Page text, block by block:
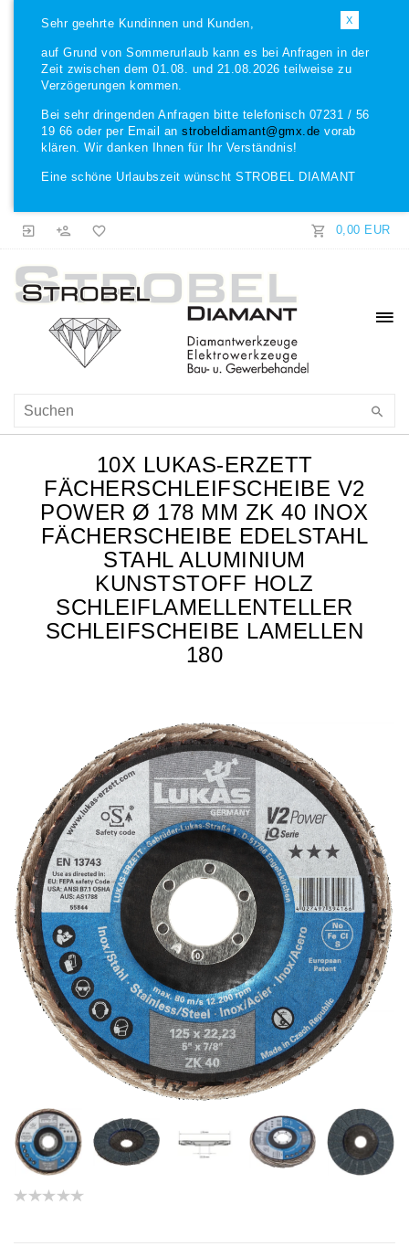
X
Sehr geehrte Kundinnen und Kunden,
auf Grund von Sommerurlaub kann es bei Anfragen in der
Zeit zwischen dem 01.08. und 21.08.2026 teilweise zu
Verzögerungen kommen.
Bei sehr dringenden Anfragen bitte telefonisch 07231 / 56
19 66 oder per Email an strobeldiamant@gmx.de vorab
klären. Wir danken Ihnen für Ihr Verständnis!
Eine schöne Urlaubszeit wünscht STROBEL DIAMANT
0,00 EUR
10X LUKAS-ERZETT
FÄCHERSCHLEIFSCHEIBE V2
POWER Ø 178 MM ZK 40 INOX
FÄCHERSCHEIBE EDELSTAHL
STAHL ALUMINIUM
KUNSTSTOFF HOLZ
SCHLEIFLAMELLENTELLER
SCHLEIFSCHEIBE LAMELLEN
180